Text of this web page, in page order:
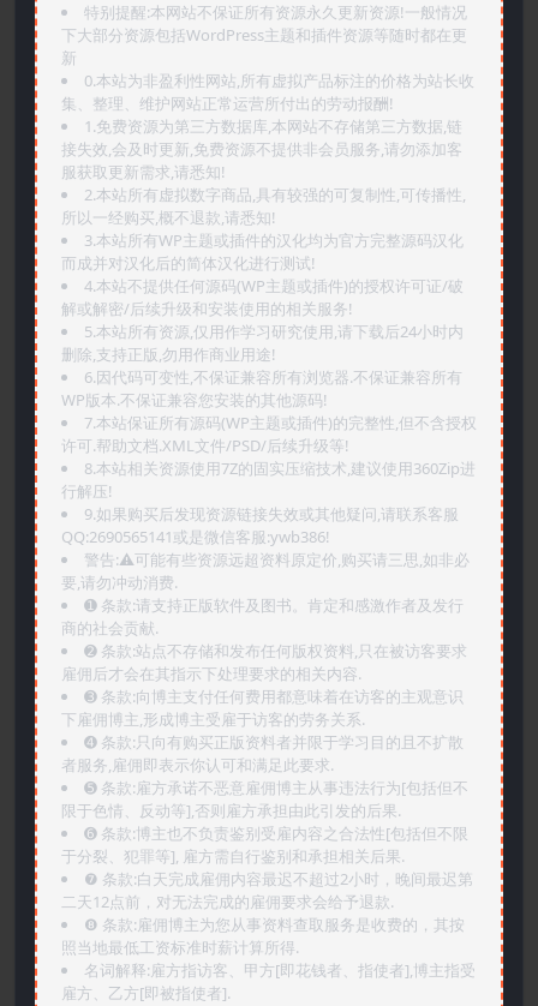
特别提醒:本网站不保证所有资源永久更新资源!一般情况
下大部分资源包括WordPress主题和插件资源等随时都在更
新
0.本站为非盈利性网站,所有虚拟产品标注的价格为站长收
集、整理、维护网站正常运营所付出的劳动报酬!
1.免费资源为第三方数据库,本网站不存储第三方数据,链
接失效,会及时更新,免费资源不提供非会员服务,请勿添加客
服获取更新需求,请悉知!
2.本站所有虚拟数字商品,具有较强的可复制性,可传播性,
所以一经购买,概不退款,请悉知!
3.本站所有WP主题或插件的汉化均为官方完整源码汉化
而成并对汉化后的简体汉化进行测试!
4.本站不提供任何源码(WP主题或插件)的授权许可证/破
解或解密/后续升级和安装使用的相关服务!
5.本站所有资源,仅用作学习研究使用,请下载后24小时内
删除,支持正版,勿用作商业用途!
6.因代码可变性,不保证兼容所有浏览器.不保证兼容所有
WP版本.不保证兼容您安装的其他源码!
7.本站保证所有源码(WP主题或插件)的完整性,但不含授权
许可.帮助文档.XML文件/PSD/后续升级等!
8.本站相关资源使用7Z的固实压缩技术,建议使用360Zip进
行解压!
9.如果购买后发现资源链接失效或其他疑问,请联系客服
QQ:2690565141或是微信客服:ywb386!
警告:⚠️可能有些资源远超资料原定价,购买请三思,如非必
要,请勿冲动消费.
➊️ 条款:请支持正版软件及图书。肯定和感激作者及发行
商的社会贡献.
➋️ 条款:站点不存储和发布任何版权资料,只在被访客要求
雇佣后才会在其指示下处理要求的相关内容.
➌️ 条款:向博主支付任何费用都意味着在访客的主观意识
下雇佣博主,形成博主受雇于访客的劳务关系.
➍️ 条款:只向有购买正版资料者并限于学习目的且不扩散
者服务,雇佣即表示你认可和满足此要求.
➎ 条款:雇方承诺不恶意雇佣博主从事违法行为[包括但不
限于色情、反动等],否则雇方承担由此引发的后果.
➏️ 条款:博主也不负责鉴别受雇内容之合法性[包括但不限
于分裂、犯罪等], 雇方需自行鉴别和承担相关后果.
❼ 条款:白天完成雇佣内容最迟不超过2小时，晚间最迟第
二天12点前，对无法完成的雇佣要求会给予退款.
❽ 条款:雇佣博主为您从事资料查取服务是收费的，其按
照当地最低工资标准时薪计算所得.
名词解释:雇方指访客、甲方[即花钱者、指使者],博主指受
雇方、乙方[即被指使者].